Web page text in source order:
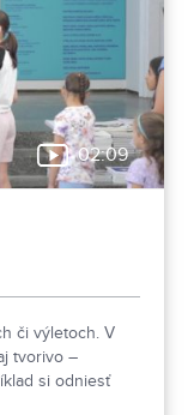
02:09
či výletoch. V
tvorivo –
si odniesť